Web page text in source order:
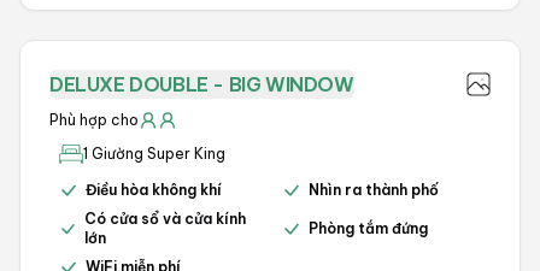
DELUXE DOUBLE - BIG WINDOW
Phù hợp cho
1 Giường Super King
Điều hòa không khí
Nhìn ra thành phố
Có cửa sổ và cửa kính
lớn
Phòng tắm đứng
WiFi miễn phí